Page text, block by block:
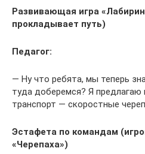
Развивающая игра
прокладывает путь)
Педагог:
— Ну что ребята, мы теперь
туда доберемся? Я
транспорт — скоростные
Эстафета по командам
«Черепаха»)